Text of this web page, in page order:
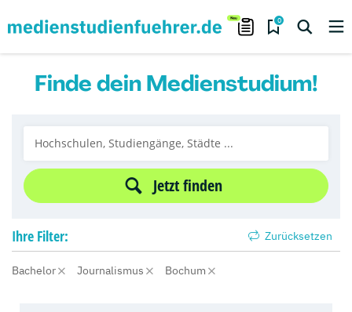
0
Finde dein Medienstudium!
Jetzt finden
Ihre Filter: Zurücksetzen
Bachelor Journalismus Bochum